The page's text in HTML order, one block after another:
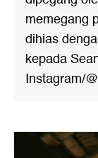
memegang
dihias
kepada
Instagram/